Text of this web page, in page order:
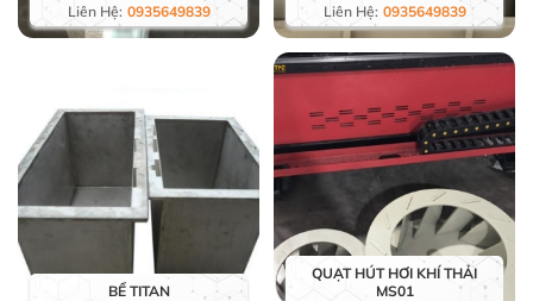
Liên Hệ: 0935649839 Liên Hệ: 0935649839
BỂ TITAN
QUẠT HÚT HƠI KHÍ THẢI
MS01